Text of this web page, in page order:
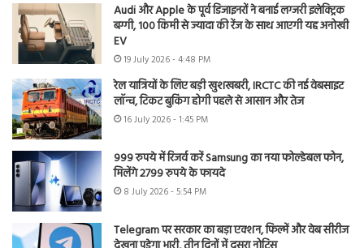
Audi और Apple के पूर्व डिजाइनरों ने बनाई लग्जरी इलेक्ट्रिक
बग्गी, 100 किमी से ज्यादा की रेंज के साथ आएगी यह अनोखी
EV
19 July 2026 - 4:48 PM
रेल यात्रियों के लिए बड़ी खुशखबरी, IRCTC की नई वेबसाइट
लॉन्च, टिकट बुकिंग होगी पहले से आसान और तेज
16 July 2026 - 1:45 PM
999 रुपये में रिजर्व करें Samsung का नया फोल्डेबल फोन,
मिलेंगे 2799 रुपये के फायदे
8 July 2026 - 5:54 PM
Telegram पर सरकार का बड़ा एक्शन, फिल्में और वेब सीरीज